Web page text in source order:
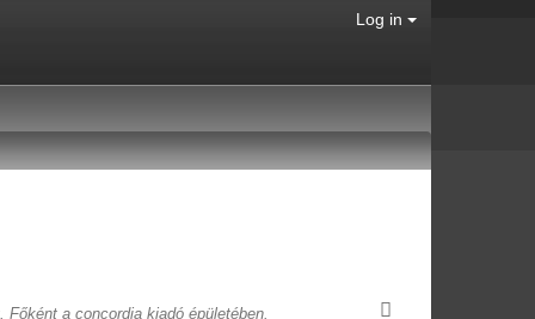
Log in
a concordia kiadó épületében.